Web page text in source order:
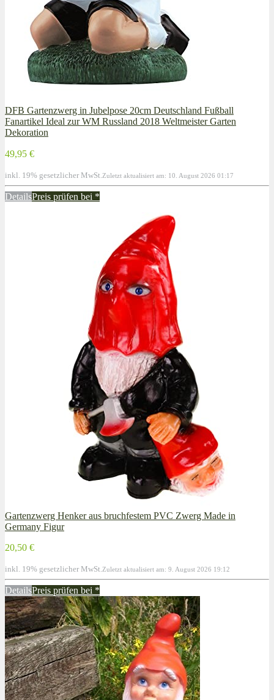
DFB Gartenzwerg in Jubelpose 20cm Deutschland Fußball
Fanartikel Ideal zur WM Russland 2018 Weltmeister Garten
Dekoration
49,95 €
inkl. 19% gesetzlicher MwSt. Zuletzt aktualisiert am: 10. August 2026 01:17
DetailsPreis prüfen bei *
Gartenzwerg Henker aus bruchfestem PVC Zwerg Made in
Germany Figur
20,50 €
inkl. 19% gesetzlicher MwSt. Zuletzt aktualisiert am: 9. August 2026 19:12
DetailsPreis prüfen bei *